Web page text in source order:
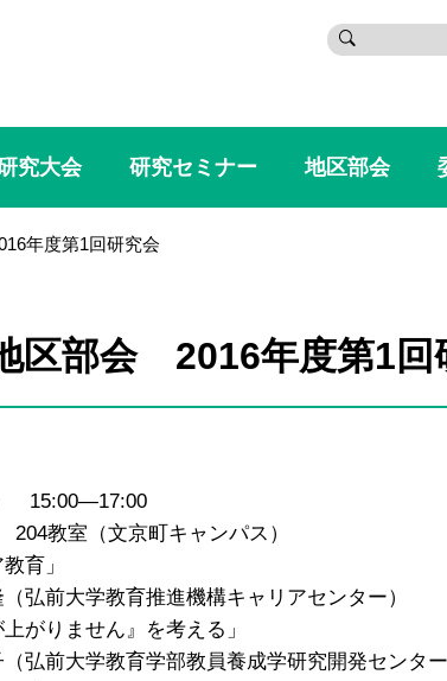
検
究大会 研究セミナー 地区部会
年度第1回研究会
区部会 2016年度第1回
15:00―17:00
教室（文京町キャンパス）
育」
学教育推進機構キャリアセンター）
がりません』を考える」
学教育学部教員養成学研究開発センター